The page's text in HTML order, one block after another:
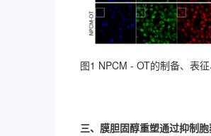
图1 NPCM - OT的制备、表
三、膜胆固醇重塑通过抑制